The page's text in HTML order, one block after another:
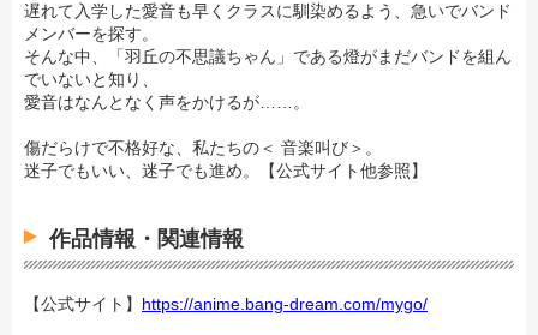
遅れて入学した愛音も早くクラスに馴染めるよう、急いでバンド
メンバーを探す。
そんな中、「羽丘の不思議ちゃん」である燈がまだバンドを組ん
でいないと知り、
愛音はなんとなく声をかけるが……。
傷だらけで不格好な、私たちの＜ 音楽叫び＞。
迷子でもいい、迷子でも進め。【公式サイト他参照】
作品情報・関連情報
【公式サイト】 https://anime.bang-dream.com/mygo/